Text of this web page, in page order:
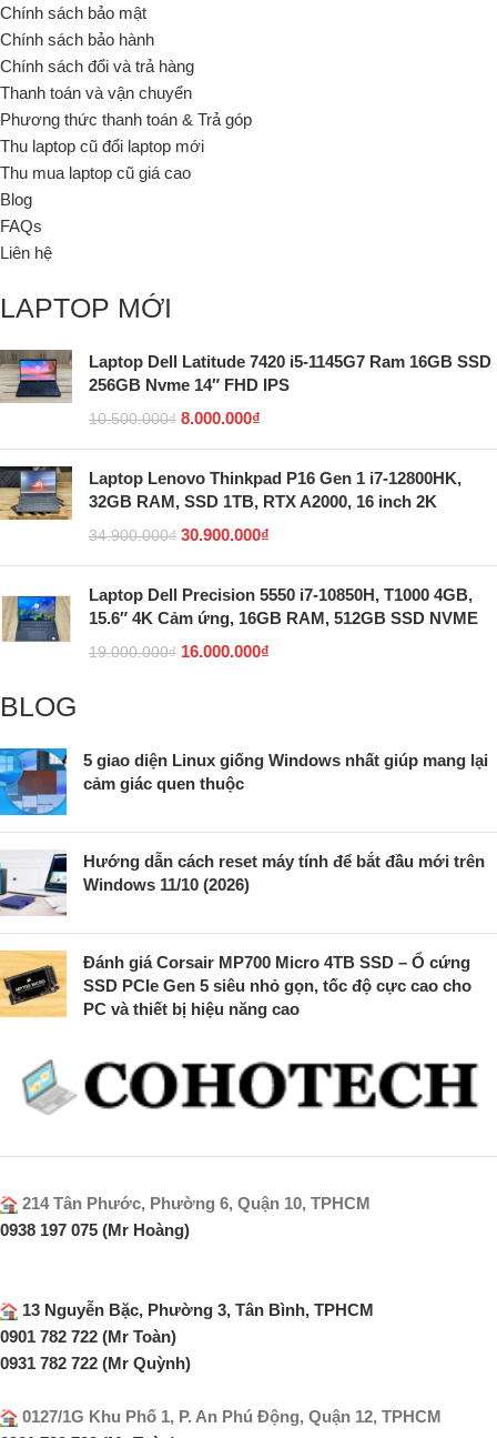
Chính sách bảo mật
Chính sách bảo hành
Chính sách đổi và trả hàng
Thanh toán và vận chuyển
Phương thức thanh toán & Trả góp
Thu laptop cũ đổi laptop mới
Thu mua laptop cũ giá cao
Blog
FAQs
Liên hệ
LAPTOP MỚI
Laptop Dell Latitude 7420 i5-1145G7 Ram 16GB SSD
256GB Nvme 14″ FHD IPS
10.500.000₫ 8.000.000₫
Laptop Lenovo Thinkpad P16 Gen 1 i7-12800HK,
32GB RAM, SSD 1TB, RTX A2000, 16 inch 2K
34.900.000₫ 30.900.000₫
Laptop Dell Precision 5550 i7-10850H, T1000 4GB,
15.6″ 4K Cảm ứng, 16GB RAM, 512GB SSD NVME
19.000.000₫ 16.000.000₫
BLOG
5 giao diện Linux giống Windows nhất giúp mang lại
cảm giác quen thuộc
Hướng dẫn cách reset máy tính để bắt đầu mới trên
Windows 11/10 (2026)
Đánh giá Corsair MP700 Micro 4TB SSD – Ổ cứng
SSD PCIe Gen 5 siêu nhỏ gọn, tốc độ cực cao cho
PC và thiết bị hiệu năng cao
214 Tân Phước, Phường 6, Quận 10, TPHCM
0938 197 075 (Mr Hoàng)
13 Nguyễn Bặc, Phường 3, Tân Bình, TPHCM
0901 782 722 (Mr Toàn)
0931 782 722 (Mr Quỳnh)
0127/1G Khu Phố 1, P. An Phú Động, Quận 12, TPHCM